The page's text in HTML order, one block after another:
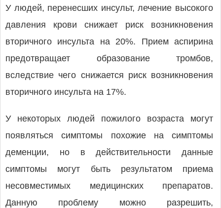
У людей, перенесших инсульт, лечение высокого
давления крови снижает риск возникновения
вторичного инсульта на 20%. Прием аспирина
предотвращает образование тромбов,
вследствие чего снижается риск возникновения
вторичного инсульта на 17%.
У некоторых людей пожилого возраста могут
появляться симптомы похожие на симптомы
деменции, но в действительности данные
симптомы могут быть результатом приема
несовместимых медицинских препаратов.
Данную проблему можно разрешить,